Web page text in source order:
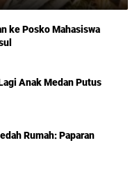
ke Posko Mahasiswa
Anak Medan Putus
Rumah: Paparan